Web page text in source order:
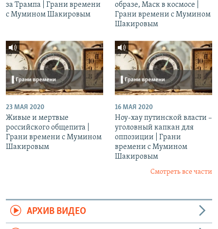
за Трампа | Грани времени
с Мумином Шакировым
образе, Маск в космосе |
Грани времени с Мумином
Шакировым
23 МАЯ 2020
Живые и мертвые
российского общепита |
Грани времени с Мумином
Шакировым
16 МАЯ 2020
Ноу-хау путинской власти –
уголовный капкан для
оппозиции | Грани
времени с Мумином
Шакировым
Смотреть все части
АРХИВ ВИДЕО